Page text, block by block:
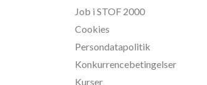
Job i STOF 2000
Cookies
Persondatapolitik
Konkurrencebetingelser
Kurser